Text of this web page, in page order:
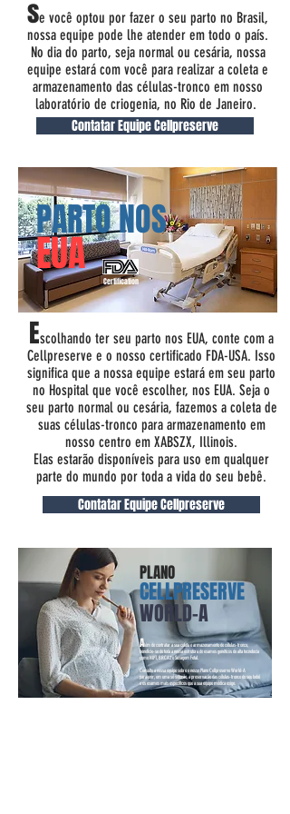
se você optou por fazer o seu parto no Brasil,
nossa equipe pode lhe atender em todo o país.
No dia do parto, seja normal ou cesária, nossa
equipe estará com você para realizar a coleta e
armazenamento das células-tronco em nosso
laboratório de criogenia, no Rio de Janeiro.
Contatar Equipe Cellpreserve
PARTO NOS
EUA
Certification
Escolhando ter seu parto nos EUA, conte com a
Cellpreserve e o nosso certificado FDA-USA. Isso
significa que a nossa equipe estará em seu parto
no Hospital que você escolher, nos EUA. Seja o
seu parto normal ou cesária, fazemos a coleta de
suas células-tronco para armazenamento em
nosso centro em XABSZX, Illinois.
Elas estarão disponíveis para uso em qualquer
parte do mundo por toda a vida do seu bebê.
Contatar Equipe Cellpreserve
PLANO
CELLPRESERVE
WORLD-A
Além de contratar a sua coleta e armazenamento de células-tronco,
beneficie-se de toda a nossa estrutura de exames genéticos de alta tecnolocia
como NIPT, BRCA2 e Sexagem Fetal.
Consulte a nossa equipe sobre o nosso Plano Cellpreserve World-A
para unir, em uma só solução, a preservação das células-tronco do seu bebê
e os exames mais específicos que a sua equipe médica exige.